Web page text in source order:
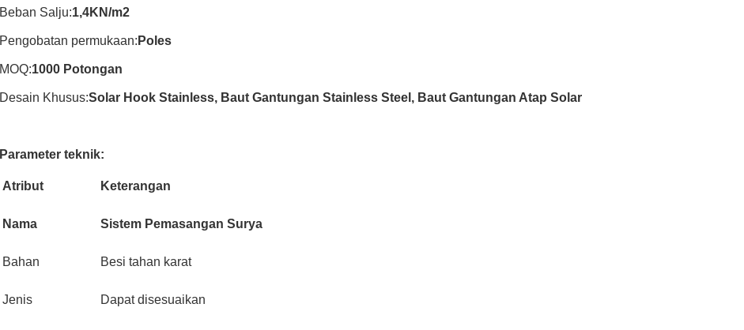
Beban Salju:1,4KN/m2
Pengobatan permukaan: Poles
MOQ:1000 Potongan
Desain Khusus:Solar Hook Stainless, Baut Gantungan Stainless Steel, Baut Gantungan Atap Solar
Parameter teknik:
Atribut Keterangan
Nama Sistem Pemasangan Surya
Bahan Besi tahan karat
Jenis Dapat disesuaikan